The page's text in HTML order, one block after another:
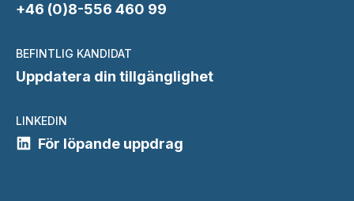
+46 (0)8-556 460 99
BEFINTLIG KANDIDAT
Uppdatera din tillgänglighet
LINKEDIN
För löpande uppdrag